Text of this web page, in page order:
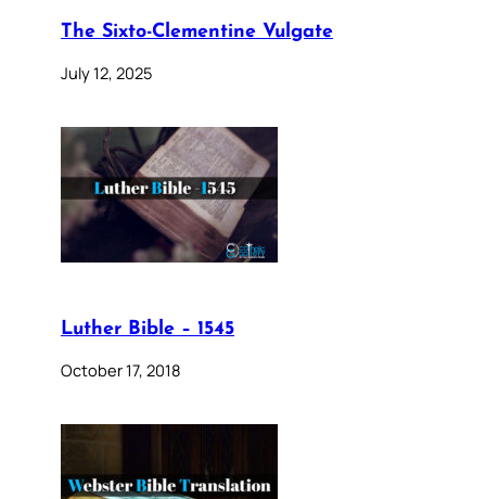
The Sixto-Clementine Vulgate
July 12, 2025
Luther Bible – 1545
October 17, 2018